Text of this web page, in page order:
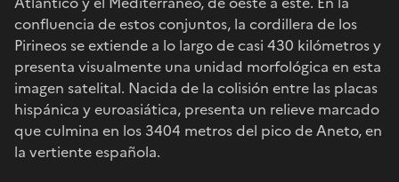
confluencia de estos conjuntos, la cordillera de los
Pirineos se extiende a lo largo de casi 430 kilómetros y
presenta visualmente una unidad morfológica en esta
imagen satelital. Nacida de la colisión entre las placas
hispánica y euroasiática, presenta un relieve marcado
que culmina en los 3404 metros del pico de Aneto, en
la vertiente española.